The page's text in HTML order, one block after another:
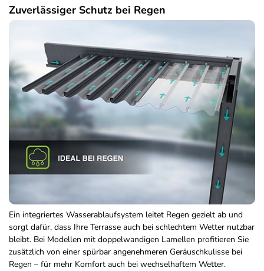
Zuverlässiger Schutz bei Regen
Ein integriertes Wasserablaufsystem leitet Regen gezielt ab und
sorgt dafür, dass Ihre Terrasse auch bei schlechtem Wetter nutzbar
bleibt. Bei Modellen mit doppelwandigen Lamellen profitieren Sie
zusätzlich von einer spürbar angenehmeren Geräuschkulisse bei
Regen – für mehr Komfort auch bei wechselhaftem Wetter.